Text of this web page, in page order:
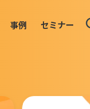
事例 セミナー